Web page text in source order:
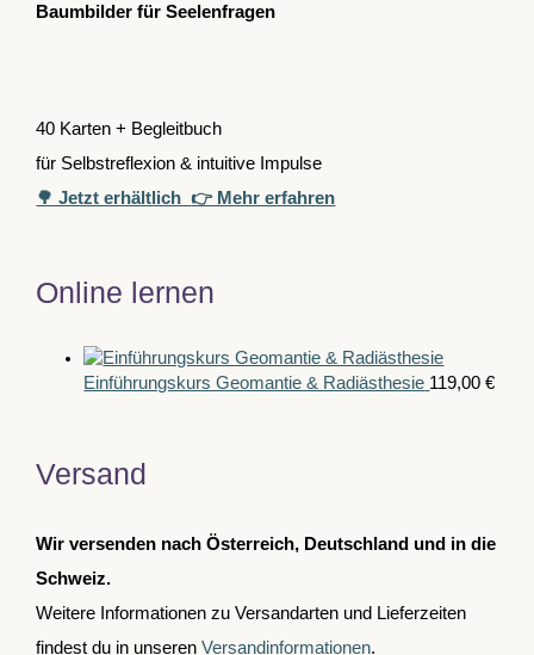
Baumbilder für Seelenfragen
40 Karten + Begleitbuch
für Selbstreflexion & intuitive Impulse
🌳 Jetzt erhältlich👉 Mehr erfahren
Online lernen
Einführungskurs Geomantie & Radiästhesie 119,00€
Versand
Wir versenden nach Österreich, Deutschland und in die
Schweiz.
Weitere Informationen zu Versandarten und Lieferzeiten
findest du in unserenVersandinformationen.